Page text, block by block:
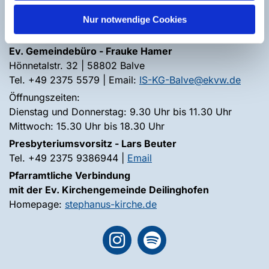
Nur notwendige Cookies
Jugendreferentin Doreen Wahl
Tel. +49 170 4759870 | Email:Doreen.Wahl@ekvw.de
Ev. Gemeindebüro - Frauke Hamer
Hönnetalstr. 32 | 58802 Balve
Tel. +49 2375 5579 | Email: IS-KG-Balve@ekvw.de
Öffnungszeiten:
Dienstag und Donnerstag: 9.30 Uhr bis 11.30 Uhr
Mittwoch: 15.30 Uhr bis 18.30 Uhr
Presbyteriumsvorsitz - Lars Beuter
Tel. +49 2375 9386944 | Email
Pfarramtliche Verbindung
mit der Ev. Kirchengemeinde Deilinghofen
Homepage: stephanus-kirche.de